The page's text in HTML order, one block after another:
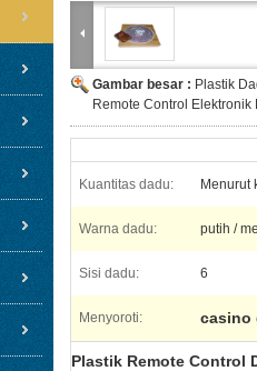
Gambar besar : Plastik
Remote Control
Kuantitas dadu: Menurut
Warna dadu: putih /
Sisi dadu: 6
Menyoroti: casino
Plastik Remote Control